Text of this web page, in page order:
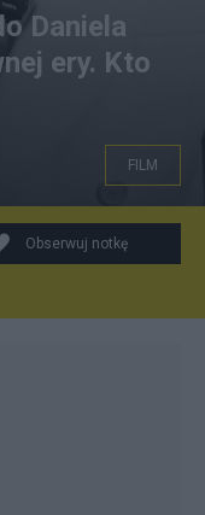
Daniela
ery. Kto
FILM
Obserwuj notkę